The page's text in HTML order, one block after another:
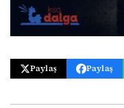
Paylaş Paylaş